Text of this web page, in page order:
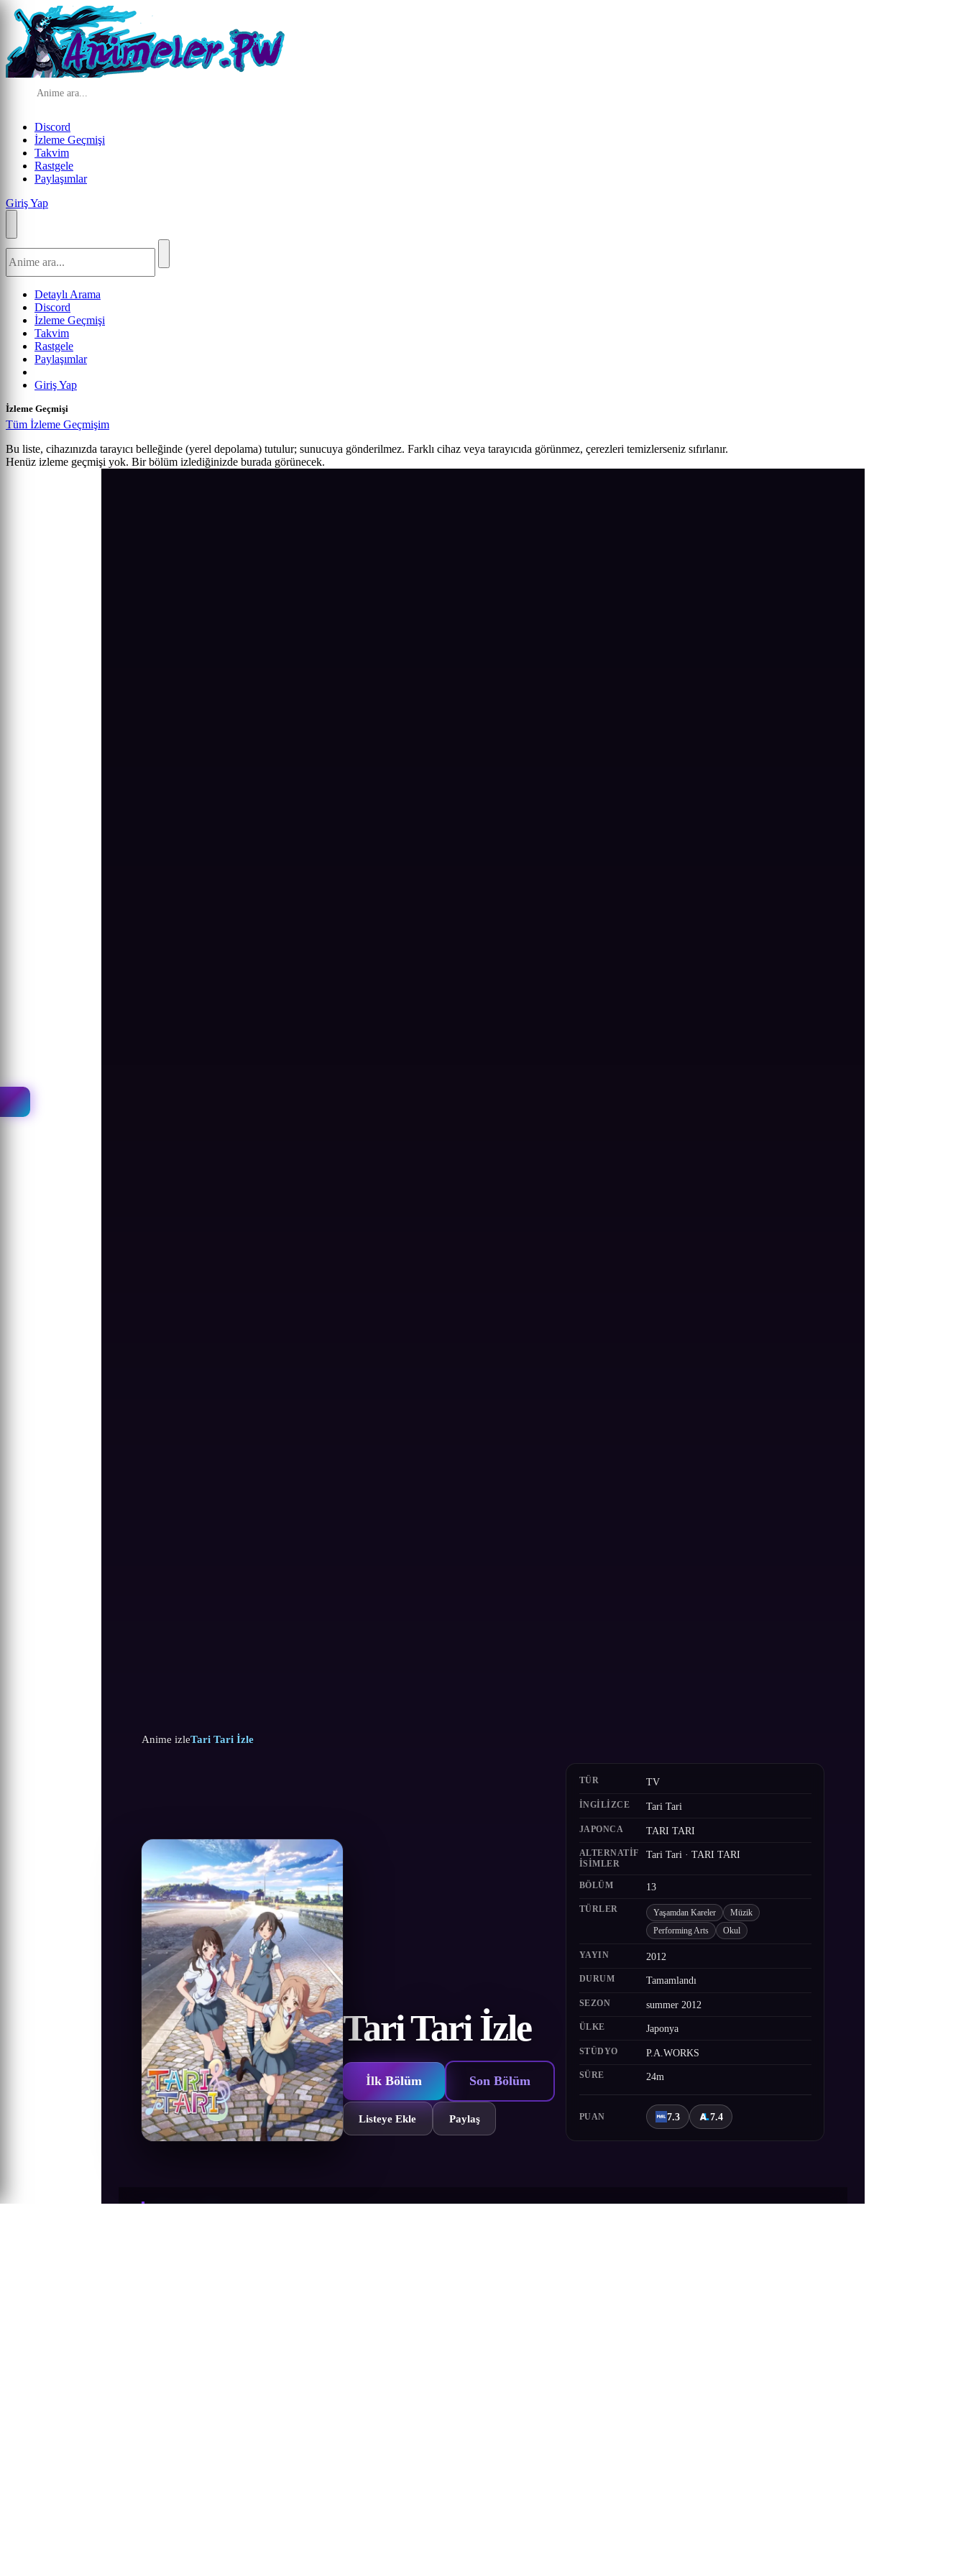
Discord
İzleme Geçmişi
Takvim
Rastgele
Paylaşımlar
Giriş Yap
Detaylı Arama
Discord
İzleme Geçmişi
Takvim
Rastgele
Paylaşımlar
Giriş Yap
İzleme Geçmişi
Tüm İzleme Geçmişim
Bu liste, cihazınızda tarayıcı belleğinde (yerel depolama) tutulur; sunucuya gönderilmez. Farklı cihaz veya tarayıcıda görünmez, çerezleri temizlerseniz sıfırlanır.
Henüz izleme geçmişi yok. Bir bölüm izlediğinizde burada görünecek.
Anime izleTari Tari İzle
Tari Tari İzle
İlk Bölüm Son Bölüm
Listeye Ekle Paylaş
TÜR TV
İNGILIZCE Tari Tari
JAPONCA TARI TARI
ALTERNATIF
ISIMLER
Tari Tari · TARI TARI
BÖLÜM 13
TÜRLER Yaşamdan Kareler Müzik
Performing Arts Okul
YAYIN 2012
DURUM Tamamlandı
SEZON summer 2012
ÜLKE Japonya
STÜDYO P.A.WORKS
SÜRE 24m
PUAN 7.3 7.4